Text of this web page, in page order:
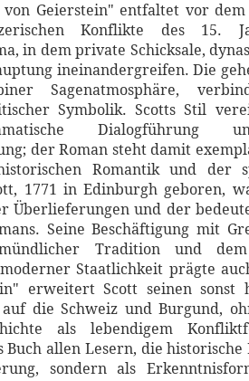
von Geierstein" entfaltet vor
Konflikte des 15.
in dem private Schicksale,
ineinandergreifen. Die
Sagenatmosphäre,
Symbolik. Scotts Stil
Dialogführung
der Roman steht damit
Romantik und der
1771 in Edinburgh geboren,
Überlieferungen und der
Seine Beschäftigung mit
mündlicher Tradition und
Staatlichkeit prägte
erweitert Scott seinen sonst
die Schweiz und Burgund,
als lebendigem
Buch allen Lesern, die
sondern als